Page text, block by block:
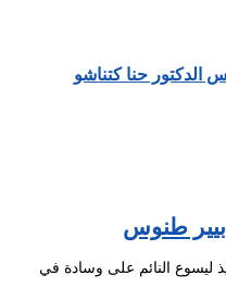
الدكتور حنا كتناشو
بيير طنوس
ليسوع النائم على وسادة في